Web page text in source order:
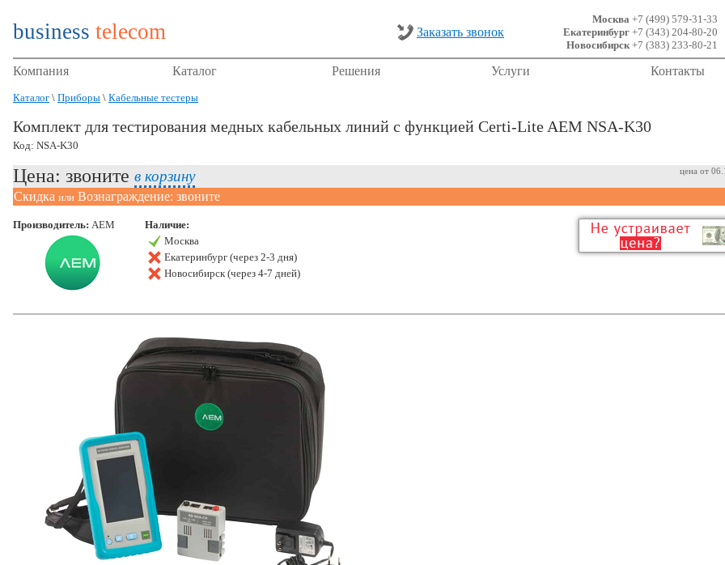
business telecom Заказать звонок
Москва +7 (499) 579-31-33
Екатеринбург +7 (343) 204-80-20
Новосибирск+7 (383) 233-80-21
Компания Каталог Решения Услуги Контакты
Каталог \ Приборы \ Кабельные тестеры
Комплект для тестирования медных кабельных линий с функцией Certi-Lite AEM NSA-K30
Код: NSA-K30
Цена: звоните в корзину цена от
Скидка или Вознаграждение: звоните
Производитель: AEM
Наличие:
Москва
Екатеринбург (через 2-3 дня)
Новосибирск (через 4-7 дней)